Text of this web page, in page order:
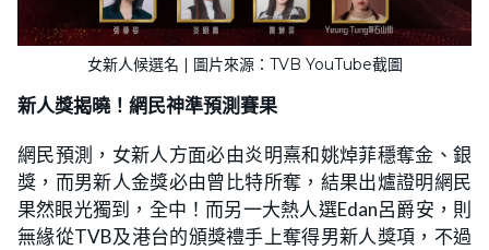
女新人候選名 | 圖片來源：TVB YouTube截圖
新人獎揭曉！網民神準預測賽果
網民預測，女新人方面必由炎明熹和姚焯菲穩奪金、銀
獎，而男新人金獎必由曾比特所奪，結果出爐證明網民
果然眼光獨到，全中！而另一大熱人選Edan呂爵安，則
無緣從TVB及港台的頒獎禮手上奪得男新人獎項，不過